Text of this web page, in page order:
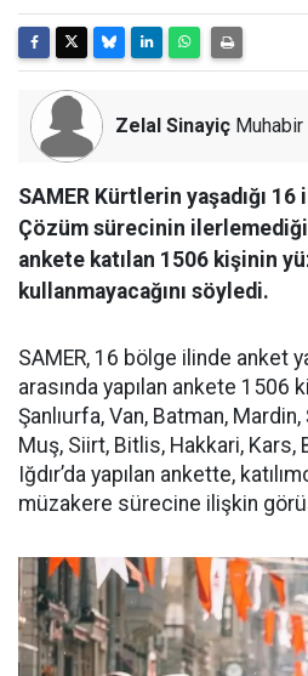
Zelal Sinayiç Muhabir
SAMER Kürtlerin yaşadığı 16
Çözüm sürecinin ilerlemediği
ankete katılan 1506 kişinin
kullanmayacağını söyledi.
SAMER, 16 bölge ilinde anket
arasında yapılan ankete 1506
Şanlıurfa, Van, Batman, Mardin,
Muş, Siirt, Bitlis, Hakkari, Kars,
Iğdır’da yapılan ankette,
müzakere sürecine ilişkin